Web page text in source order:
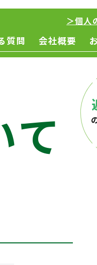
＞個人
質問 会社概要